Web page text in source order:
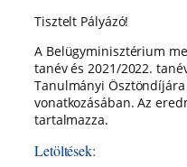
Tisztelt Pályázó!
A Belügyminisztérium
tanév és 2021/2022.
Tanulmányi
vonatkozásában. Az
tartalmazza.
Letöltések: